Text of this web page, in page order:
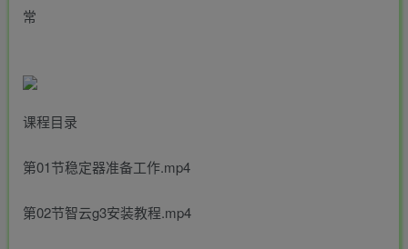
常
课程目录
第01节稳定器准备工作.mp4
第02节智云g3安装教程.mp4